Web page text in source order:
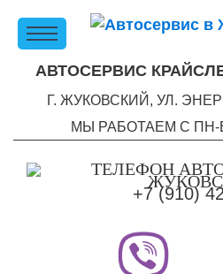
АВТОСЕРВИС
Г. ЖУКОВСКИЙ, УЛ.
МЫ РАБОТАЕМ С ПН-
+7 (910)